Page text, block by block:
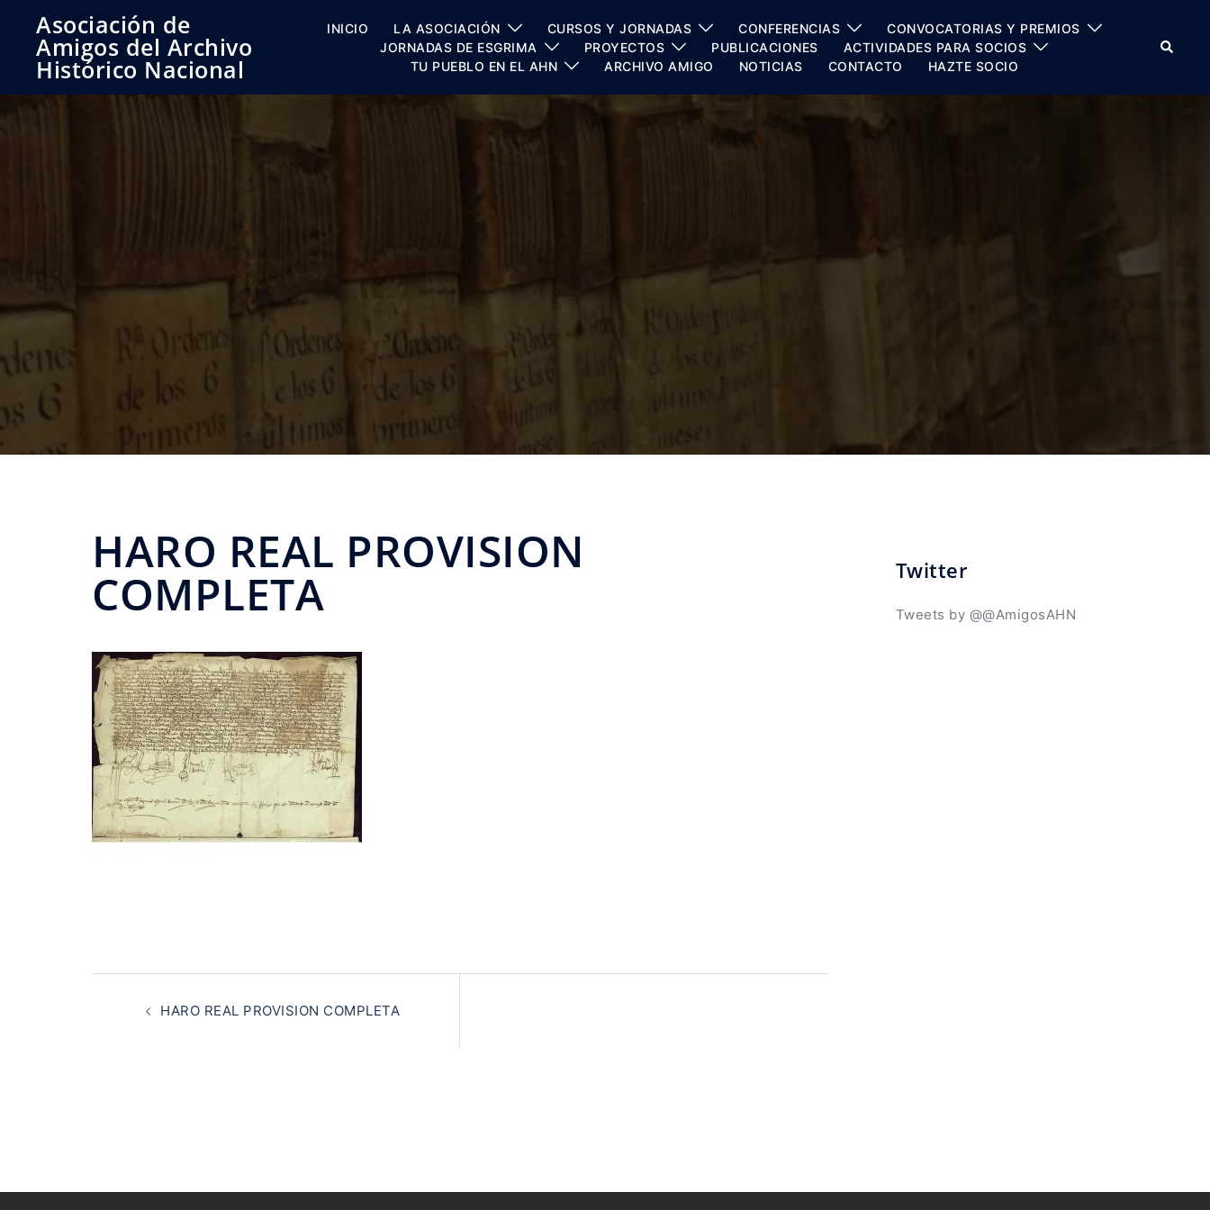
contenido
Asociación de
Amigos del Archivo
Histórico Nacional
INICIO LA ASOCIACIÓN CURSOS Y JORNADAS CONFERENCIAS
CONVOCATORIAS Y PREMIOS
JORNADAS DE ESGRIMA
PROYECTOS PUBLICACIONES
ACTIVIDADES PARA SOCIOS
TU PUEBLO EN EL AHN
ARCHIVO AMIGO NOTICIAS CONTACTO HAZTE SOCIO
Buscar
HARO REAL PROVISION
COMPLETA
Navegación
HARO REAL PROVISION COMPLETA
Twitter
Tweets by @@AmigosAHN